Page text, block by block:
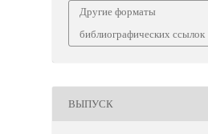
Другие форматы
библиографических ссылок
ВЫПУСК